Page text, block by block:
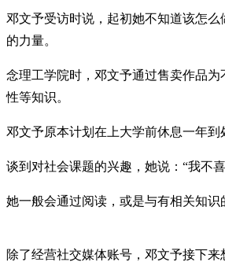
邓文予受访时说，起初她不知道该怎
的力量。
念理工学院时，邓文予通过售卖作品
性等知识。
邓文予原本计划在上大学前休息一年
谈到对社会课题的兴趣，她说：“我不
她一般会通过阅读，或是与有相关知识
除了经营社交媒体账号，邓文予接下